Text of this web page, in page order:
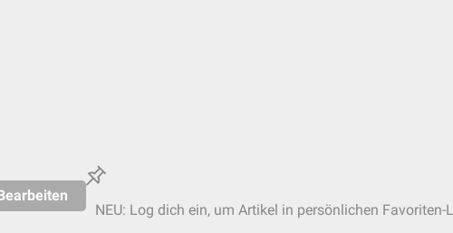
NEU: Log dich ein, um Artikel in persönlichen Favoriten-